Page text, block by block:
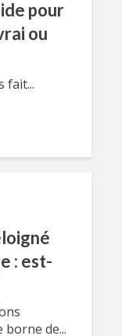
pour
ou
fait...
: est-
de...